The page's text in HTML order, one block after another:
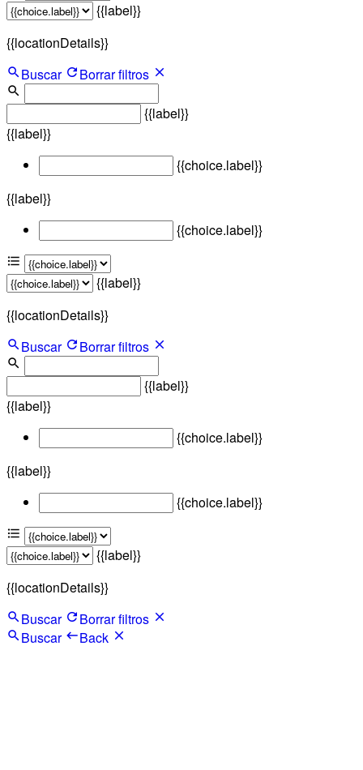
{{label}}
{{locationDetails}}
Buscar
Borrar filtros
{{label}}
{{label}}
{{choice.label}}
{{label}}
{{choice.label}}
{{label}}
{{locationDetails}}
Buscar
Borrar filtros
{{label}}
{{label}}
{{choice.label}}
{{label}}
{{choice.label}}
{{label}}
{{locationDetails}}
Buscar
Borrar filtros
Buscar
Back